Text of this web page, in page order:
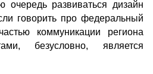
очередь развиваться дизайн
говорить про федеральный
коммуникации региона
безусловно, является